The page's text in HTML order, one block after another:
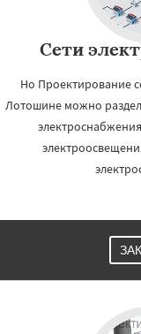
Сети
Но Проектирование
Лотошине можно